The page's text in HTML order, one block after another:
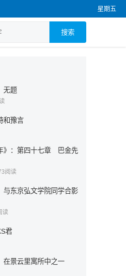
星期五
搜索
无题
和豫言
》：第四十七章 巴金先
阅读
与东京弘文学院同学合影
读
君
在景云里寓所中之一